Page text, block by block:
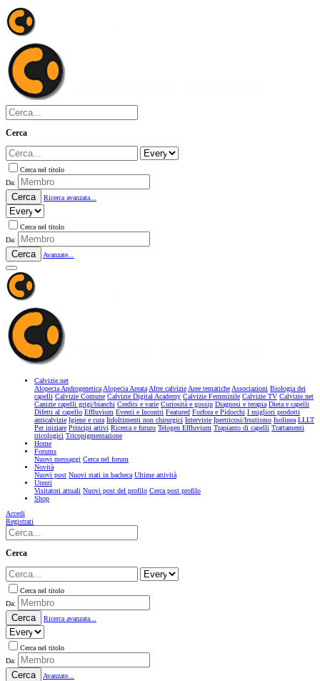
Cerca
Cerca nel titolo
Da:
Cerca Ricerca avanzata...
Cerca nel titolo
Da:
Cerca Avanzate...
Calvizie.net
Alopecia AndrogeneticaAlopecia AreataAltre calvizieAree tematicheAssociazioni Biologia dei
capelli Calvizie Comune Calvizie Digital Academy Calvizie Femminile Calvizie TV Calvizie.net
Canizie capelli grigi/bianchi Credits e varie Curiosità e gossip Diagnosi e terapia Dieta e capelli
Difetti al capello Effluvium Eventi e Incontri Featured Forfora e Pidocchi I migliori prodotti
anticalvizie Igiene e cura Infoltimenti non chirurgici Interviste Ipertricosi/Irsutismo Isolinea LLLT
Per iniziare Principi attivi Ricerca e futuro Telogen Effluvium Trapianto di capelli Trattamenti
tricologici Tricopigmentazione
Home
Forums
Nuovi messaggi Cerca nel forum
Novità
Nuovi post Nuovi stati in bacheca Ultime attività
Utenti
Visitatori attuali Nuovi post del profilo Cerca post profilo
Shop
Accedi
Registrati
Cerca
Cerca nel titolo
Da:
Cerca Ricerca avanzata...
Cerca nel titolo
Da:
Cerca
Avanzate...